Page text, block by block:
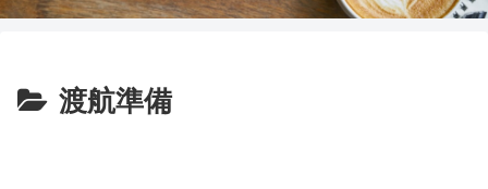
渡航準備